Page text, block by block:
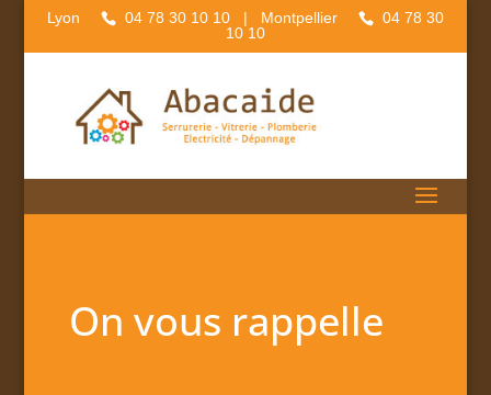
Lyon 04 78 30 10 10 | Montpellier
04 78 30
10 10
On vous rappelle